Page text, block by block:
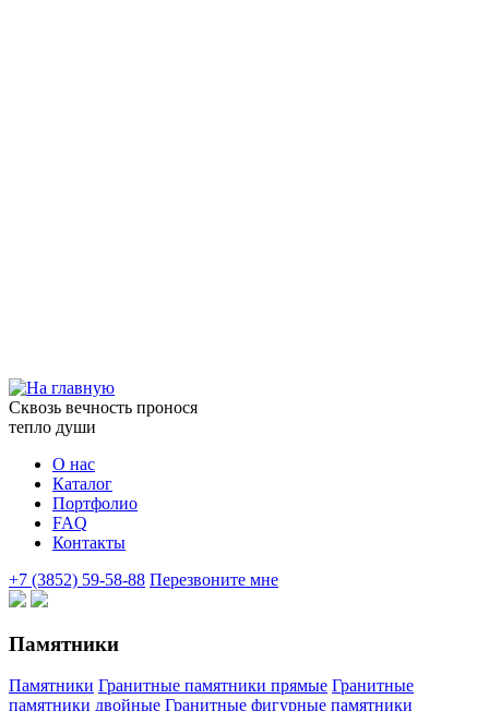
Сквозь вечность пронося
тепло души
О нас
Каталог
Портфолио
FAQ
Контакты
+7 (3852) 59-58-88 Перезвоните мне
Памятники
Памятники Гранитные памятники прямые Гранитные
памятники двойные Гранитные фигурные памятники